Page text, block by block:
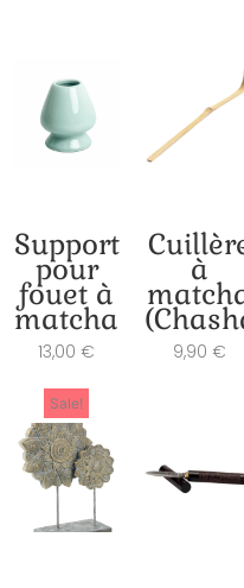
Support
pour
fouet à
matcha
13,00 €
à
9,90 €
Sale!
initial
était :
actuel
est :